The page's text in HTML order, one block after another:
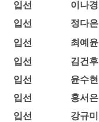
입선
이나경
입선
정다은
입선
최예윤
입선
김건후
입선
윤수현
입선
홍서은
입선
강규미